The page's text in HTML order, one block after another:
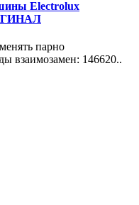
Electrolux
парно
взаимозамен: 146620..